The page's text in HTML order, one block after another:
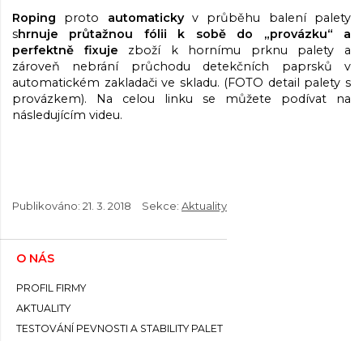
Roping proto automatickyv průběhu balení palety
shrnuje průtažnou fólii k sobě do „provázku“ a
perfektně fixuje zboží k hornímu prknu palety a
zároveň nebrání průchodu detekčních paprsků v
automatickém zakladači ve skladu. (FOTO detail palety s
provázkem). Na celou linku se můžete podívat na
následujícím videu.
Publikováno: 21. 3. 2018 Sekce: Aktuality
O NÁS
PROFIL FIRMY
AKTUALITY
TESTOVÁNÍ PEVNOSTI A STABILITY PALET